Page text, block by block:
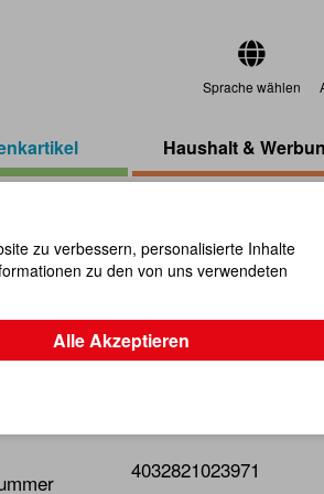
Sprache wählen
Haushalt &
für Holz-
107082
passende Präsentation und
4032821023971
zu verbessern, personalisierte Inhalte
zu den von uns verwendeten
Alle Akzeptieren